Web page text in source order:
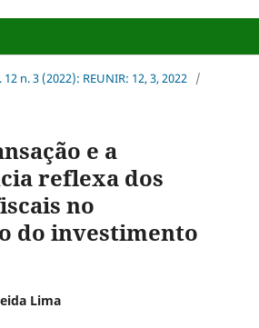
12 n. 3 (2022): REUNIR: 12, 3, 2022 /
e a
reflexa dos
no
do investimento
Lima